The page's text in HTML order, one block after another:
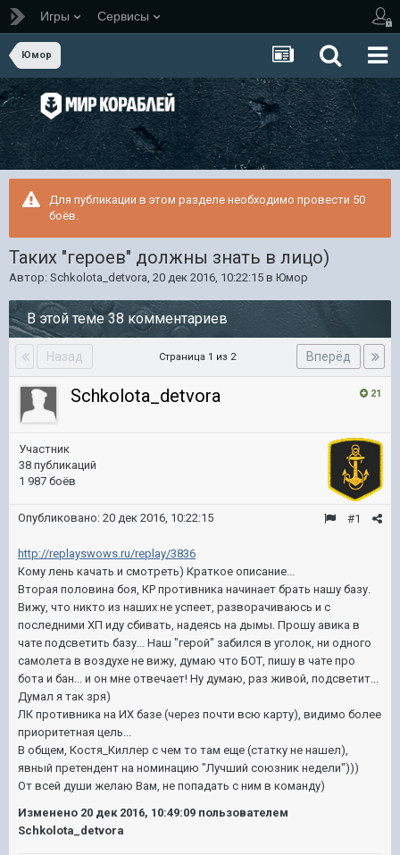
Игры Сервисы
Юмор
Для публикации в этом разделе необходимо провести 50
боёв.
Таких "героев" должны знать в лицо)
Автор: Schkolota_detvora, 20 дек 2016, 10:22:15 в Юмор
В этой теме 38 комментариев
Назад Вперёд
Страница 1 из 2
21
Schkolota_detvora
Участник
38 публикаций
1 987 боёв
#1
Опубликовано: 20 дек 2016, 10:22:15
http://replayswows.ru/replay/3836
Кому лень качать и смотреть) Краткое описание...
Вторая половина боя, КР противника начинает брать нашу базу.
Вижу, что никто из наших не успеет, разворачиваюсь и с
последними ХП иду сбивать, надеясь на дымы. Прошу авика в
чате подсветить базу... Наш "герой" забился в уголок, ни одного
самолета в воздухе не вижу, думаю что БОТ, пишу в чате про
бота и бан... и он мне отвечает! Ну думаю, раз живой, подсветит...
Думал я так зря)
ЛК противника на ИХ базе (через почти всю карту), видимо более
приоритетная цель...
В общем, Костя_Киллер с чем то там еще (статку не нашел),
явный претендент на номинацию "Лучший союзник недели")))
От всей души желаю Вам, не попадать с ним в команду)
Изменено 20 дек 2016, 10:49:09 пользователем
Schkolota_detvora